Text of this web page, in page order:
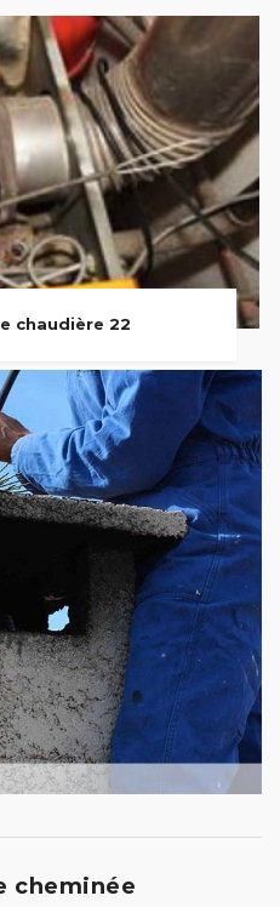
chaudière 22
cheminée